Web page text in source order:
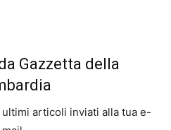
Gazzetta della
articoli inviati alla tua e-